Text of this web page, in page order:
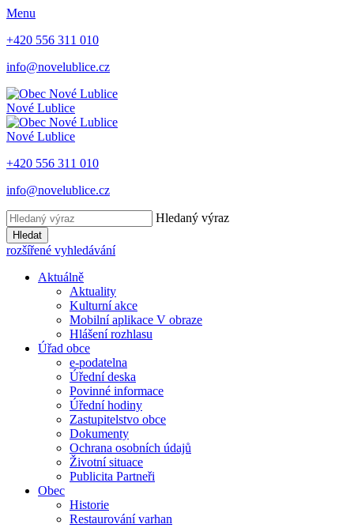
Menu
+420 556 311 010
info@novelublice.cz
Nové Lublice
Nové Lublice
+420 556 311 010
info@novelublice.cz
Hledaný výraz
Hledat
rozšířené vyhledávání
Aktuálně
Aktuality
Kulturní akce
Mobilní aplikace V obraze
Hlášení rozhlasu
Úřad obce
e-podatelna
Úřední deska
Povinné informace
Úřední hodiny
Zastupitelstvo obce
Dokumenty
Ochrana osobních údajů
Životní situace
Publicita Partneři
Obec
Historie
Restaurování varhan